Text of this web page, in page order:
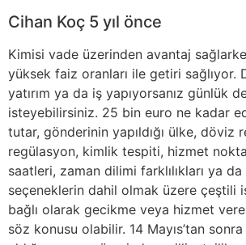
Cihan Koç 5 yıl önce
Kimisi vade üzerinden avantaj
yüksek faiz oranları ile getiri sağlıyor.
yatırım ya da iş yapıyorsanız günlük
isteyebilirsiniz. 25 bin euro ne kadar
tutar, gönderinin yapıldığı ülke, döviz
regülasyon, kimlik tespiti, hizmet
saatleri, zaman dilimi farklılıkları ya
seçeneklerin dahil olmak üzere çeştili
bağlı olarak gecikme veya hizmet
söz konusu olabilir. 14 Mayıs’tan sonra